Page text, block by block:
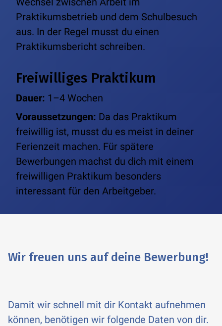
Praktikumsbetrieb und dem Schulbesuch
aus. In der Regel musst du einen
Praktikumsbericht schreiben.
Freiwilliges Praktikum
Dauer: 1–4 Wochen
Voraussetzungen: Da das Praktikum
freiwillig ist, musst du es meist in deiner
Ferienzeit machen. Für spätere
Bewerbungen machst du dich mit einem
freiwilligen Praktikum besonders
interessant für den Arbeitgeber.
Wir freuen uns auf deine Bewerbung!
Damit wir schnell mit dir Kontakt aufnehmen
können, benötigen wir folgende Daten von dir.